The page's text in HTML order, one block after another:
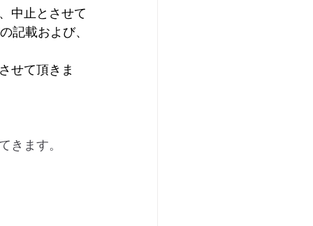
中止とさせて
記載および、
せて頂きま
きます。